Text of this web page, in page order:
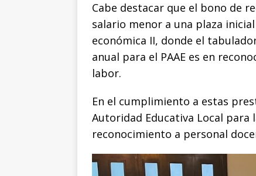
Cabe destacar que el bono de
salario menor a una plaza
económica II, donde el
anual para el PAAE es en
labor.
En el cumplimiento a estas
Autoridad Educativa Local
reconocimiento a personal